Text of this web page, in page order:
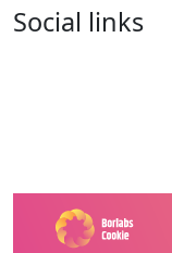
Social links